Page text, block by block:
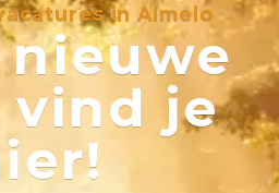
in Almelo
vind je